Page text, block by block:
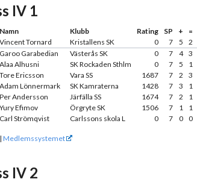
IV 1
Namn Klubb Rating SP + =
Vincent Tornard Kristallens SK 0 7 5 2
Garoo Garabedian Västerås SK 0 7 4 3
Alaa Alhusni SK Rockaden Sthlm 0 7 5 1
Tore Ericsson Vara SS 1687 7 2 3
Adam Lönnermark SK Kamraterna 1428 7 3 1
Per Andersson Järfälla SS 1674 7 2 1
Yury Efimov Örgryte SK 1506 7 1 1
Carl Strömqvist Carlssons skola L 0 7 0 0
| Medlemssystemet
IV 2